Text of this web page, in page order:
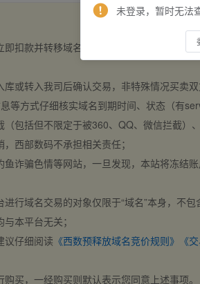
扣款并转移域名，交易自动完成。买卖双
或转入我司后确认交易，非特殊情况买卖双
等方式仔细核实域名到期时间、状态（有
包括但不限定于被360、QQ、微信拦截）
西部数码不承担相关责任；
诈骗色情等网站，一旦发现，本站将冻结
行域名交易的对象仅限于“域名”本身，不
本平台无关；
议仔细阅读 《西数预释放域名竞价规则》 《
买，一经购买则默认表示您同意上述事项。
未登录，暂时无法